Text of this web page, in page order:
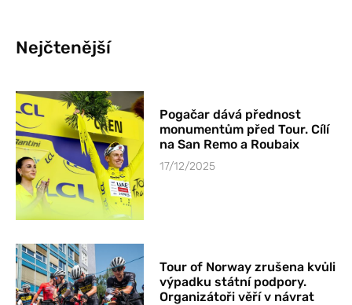
Nejčtenější
Pogačar dává přednost
monumentům před Tour. Cílí
na San Remo a Roubaix
17/12/2025
Tour of Norway zrušena kvůli
výpadku státní podpory.
Organizátoři věří v návrat